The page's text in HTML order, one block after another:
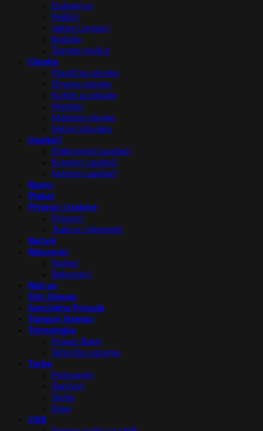
Dukserice
Peškiri
Jakne i prsluci
Košulje
Ženske majice
Olovke
Plastične olovke
Drvene olovke
Kutije za olovke
Markeri
Metalne olovke
Setovi olovaka
Upaljači
Elektronski upaljači
Kremen upaljači
Metalni upaljači
Razno
Plakat
Privesci i trakice
Privesci
Trakice i elementi
Računi
Rokovnici
Notesi
Rokovnici
Roll-up
Sito štampa
Specijalna Ponuda
Tampon štampa
Tehnologija
Power Bank
Tehnička oprema
Torbe
Putovanje
Rančevi
Torbe
Kese
USB